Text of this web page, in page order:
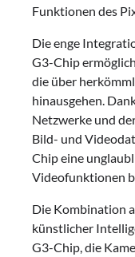
Funktionen des
Die enge
G3-Chip
die über
hinausgehen.
Netzwerke und
Bild- und
Chip eine
Videofunktionen
Die Kombination
künstlicher
G3-Chip, die